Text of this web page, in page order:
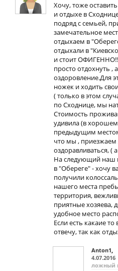
Хочу, тоже
и отдыхе в
подряд с семьей,
замечательное
отдыхаем в
отдыхали в
и стоит
просто отдохнуть ,
оздоровление.Для
ножек и ходить
( только в этом
по Сходнице, мы
Стоимость
удивила (в
предыдущим
что мы , приезжаем
оздоравливаться, (
На следующий наш
в "Обереге" - хочу
получили
нашего места
территория,
приятные хозяева,
удобное место
Если есть какаие
отвечу, так как
Anton1,
4.07.2016
ложный